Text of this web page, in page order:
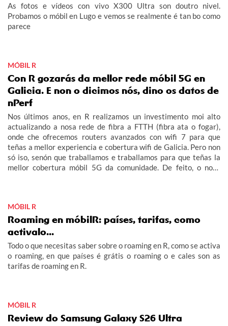
As fotos e vídeos con vivo X300 Ultra son doutro nivel.
Probamos o móbil en Lugo e vemos se realmente é tan bo como
parece
MÓBIL R
Con R gozarás da mellor rede móbil 5G en
Galicia. E non o dicimos nós, dino os datos de
nPerf
Nos últimos anos, en R realizamos un investimento moi alto
actualizando a nosa rede de fibra a FTTH (fibra ata o fogar),
onde che ofrecemos routers avanzados con wifi 7 para que
teñas a mellor experiencia e cobertura wifi de Galicia. Pero non
só iso, senón que traballamos e traballamos para que teñas la
mellor cobertura móbil 5G da comunidade. De feito, o noso
MÓBIL R
Roaming en móbilR: países, tarifas, como
activalo...
Todo o que necesitas saber sobre o roaming en R, como se activa
o roaming, en que países é grátis o roaming o e cales son as
tarifas de roaming en R.
MÓBIL R
Review do Samsung Galaxy S26 Ultra